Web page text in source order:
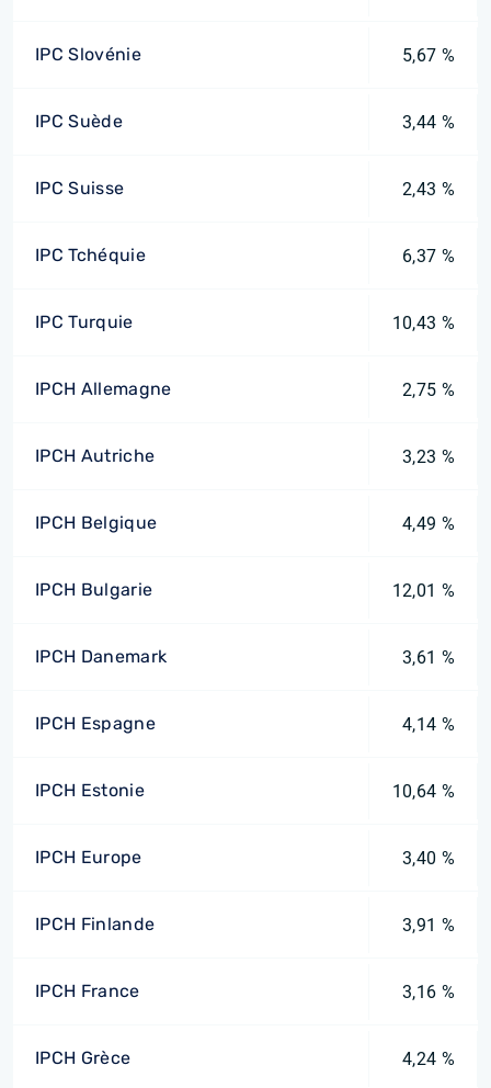
IPC Slovénie 5,67 %
IPC Suède 3,44 %
IPC Suisse 2,43 %
IPC Tchéquie 6,37 %
IPC Turquie 10,43 %
IPCH Allemagne 2,75 %
IPCH Autriche 3,23 %
IPCH Belgique 4,49 %
IPCH Bulgarie 12,01 %
IPCH Danemark 3,61 %
IPCH Espagne 4,14 %
IPCH Estonie 10,64 %
IPCH Europe 3,40 %
IPCH Finlande 3,91 %
IPCH France 3,16 %
IPCH Grèce 4,24 %